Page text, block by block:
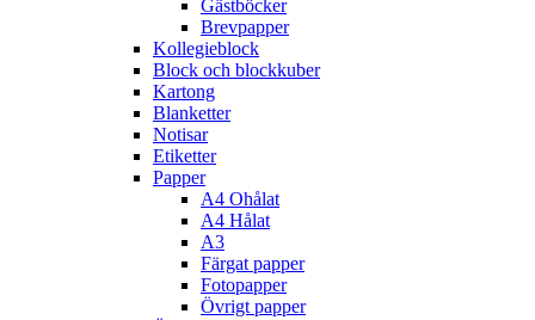
Gästböcker
Brevpapper
Kollegieblock
Block och blockkuber
Kartong
Blanketter
Notisar
Etiketter
Papper
A4 Ohålat
A4 Hålat
A3
Färgat papper
Fotopapper
Övrigt papper